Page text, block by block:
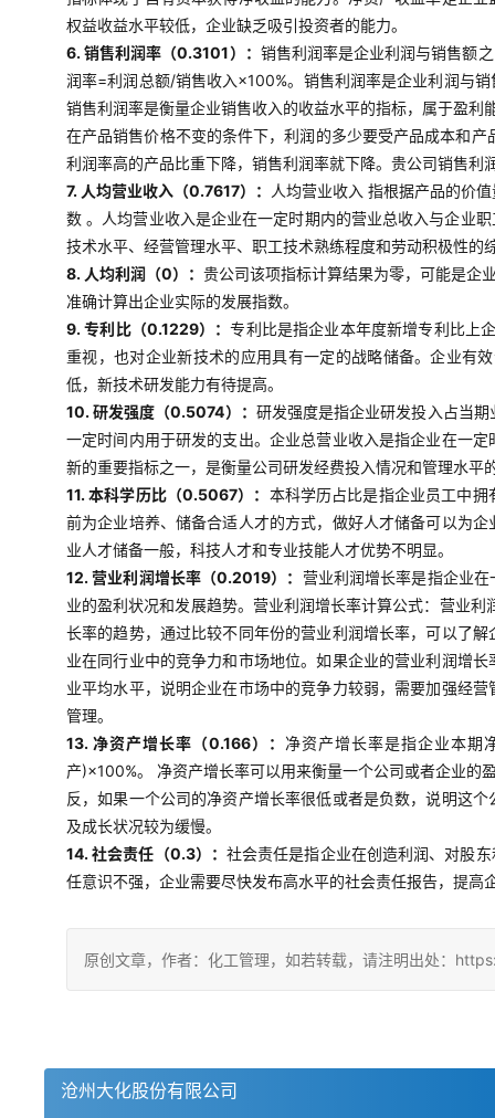
权益收益水平较低，企业缺乏吸引投资者的能力。
6. 销售利润率（0.3101）： 销售利润率是企业利润与销售额
润率=利润总额/销售收入×100%。销售利润率是企业利润与
销售利润率是衡量企业销售收入的收益水平的指标，属于盈利
在产品销售价格不变的条件下，利润的多少要受产品成本和
利润率高的产品比重下降，销售利润率就下降。贵公司销售
7. 人均营业收入（0.7617）：
人均营业收入 指根据产品的价
数 。人均营业收入是企业在一定时期内的营业总收入与企业
技术水平、经营管理水平、职工技术熟练程度和劳动积极性
8. 人均利润（0）： 贵公司该项指标计算结果为零，可能是企
准确计算出企业实际的发展指数。
9. 专利比（0.1229）：专利比是指企业本年度新增专利比上
重视，也对企业新技术的应用具有一定的战略储备。企业有
低，新技术研发能力有待提高。
10. 研发强度（0.5074）： 研发强度是指企业研发投入占当
一定时间内用于研发的支出。企业总营业收入是指企业在一
新的重要指标之一，是衡量公司研发经费投入情况和管理水
11. 本科学历比（0.5067）： 本科学历占比是指企业员工中
前为企业培养、储备合适人才的方式，做好人才储备可以为
业人才储备一般，科技人才和专业技能人才优势不明显。
12. 营业利润增长率（0.2019）： 营业利润增长率是指企业
业的盈利状况和发展趋势。营业利润增长率计算公式：营业
长率的趋势，通过比较不同年份的营业利润增长率，可以了
业在同行业中的竞争力和市场地位。如果企业的营业利润增
业平均水平，说明企业在市场中的竞争力较弱，需要加强经
管理。
13. 净资产增长率（0.166）： 净资产增长率是指企业本期
产)×100%。 净资产增长率可以用来衡量一个公司或者企业的
反，如果一个公司的净资产增长率很低或者是负数，说明这
及成长状况较为缓慢。
14. 社会责任（0.3）： 社会责任是指企业在创造利润、对股
任意识不强，企业需要尽快发布高水平的社会责任报告，提高
原创文章，作者：化工管理，如若转载，请注明出处：
沧州大化股份有限公司